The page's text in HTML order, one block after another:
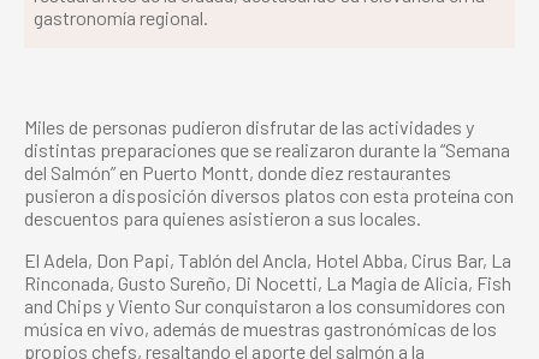
gastronomía regional.
Miles de personas pudieron disfrutar de las actividades y
distintas preparaciones que se realizaron durante la “Semana
del Salmón” en Puerto Montt, donde diez restaurantes
pusieron a disposición diversos platos con esta proteína con
descuentos para quienes asistieron a sus locales.
El Adela, Don Papi, Tablón del Ancla, Hotel Abba, Cirus Bar, La
Rinconada, Gusto Sureño, Di Nocetti, La Magia de Alicia, Fish
and Chips y Viento Sur conquistaron a los consumidores con
música en vivo, además de muestras gastronómicas de los
propios chefs, resaltando el aporte del salmón a la